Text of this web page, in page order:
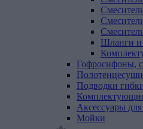
Шланги и
Гофросифоны,
Подводки
Аксессуары для
Мойки